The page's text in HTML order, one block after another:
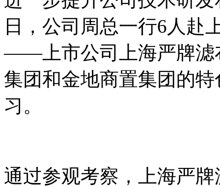
日，公司周总一行6人赴
——上市公司上海严牌滤
集团和金地商置集团的
习。
通过参观考察，上海严